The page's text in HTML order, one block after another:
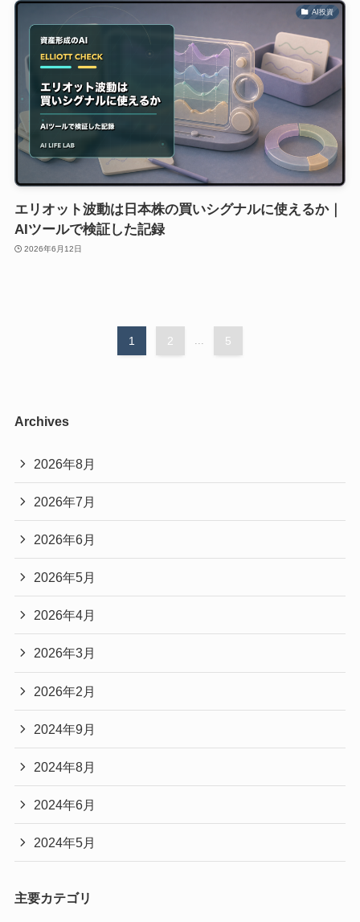
AI投資
エリオット波動は日本株の買いシグナルに使えるか｜
AIツールで検証した記録
2026年6月12日
1 2 5
Archives
2026年8月
2026年7月
2026年6月
2026年5月
2026年4月
2026年3月
2026年2月
2024年9月
2024年8月
2024年6月
2024年5月
主要カテゴリ